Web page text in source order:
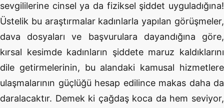
sevgililerine cinsel ya da fiziksel şiddet uyguladığına!
Üstelik bu araştırmalar kadınlarla yapılan görüşmeler,
dava dosyaları ve başvurulara dayandığına göre,
kırsal kesimde kadınların şiddete maruz kaldıklarını
dile getirmelerinin, bu alandaki kamusal hizmetlere
ulaşmalarının güçlüğü hesap edilince makas daha da
daralacaktır. Demek ki çağdaş koca da hem seviyor,